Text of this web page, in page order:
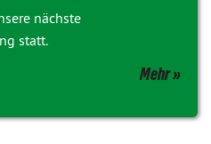
nächste
statt.
Mehr